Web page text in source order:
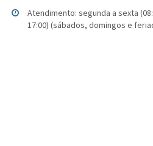
Atendimento: segunda a sexta
17:00) (sábados, domingos e